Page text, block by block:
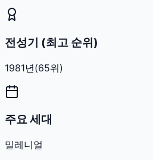
전성기 (최고 순위)
1981년(65위)
주요 세대
밀레니얼